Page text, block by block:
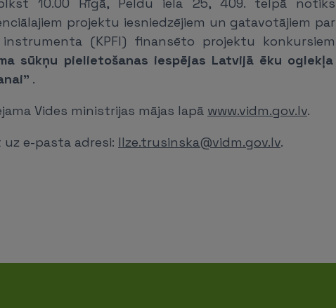
projektu iesniedzējiem un gatavotājiem par
(KPFI) finansēto projektu konkursiem
sūkņu pielietošanas iespējas Latvijā ēku oglekļa
.
Vides ministrijas mājas lapā www.vidm.gov.lv.
e-pasta adresi: Ilze.trusinska@vidm.gov.lv.